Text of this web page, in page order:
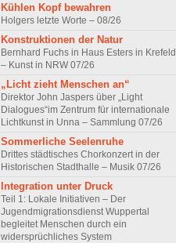
Kühlen Kopf bewahren
Holgers letzte Worte – 08/26
Konstruktionen der Natur
Bernhard Fuchs in Haus Esters in Krefeld
– Kunst in NRW 07/26
„Licht zieht Menschen an“
Direktor John Jaspers über „Light
Dialogues“im Zentrum für internationale
Lichtkunst in Unna – Sammlung 07/26
Sommerliche Seelenruhe
Drittes städtisches Chorkonzert in der
Historischen Stadthalle – Musik 07/26
Integration unter Druck
Teil 1: Lokale Initiativen – Der
Jugendmigrationsdienst Wuppertal
begleitet Menschen durch ein
widersprüchliches System